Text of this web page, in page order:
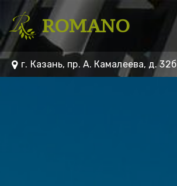
ROMANO
г. Казань, пр. А. Камалеева, д. 32б